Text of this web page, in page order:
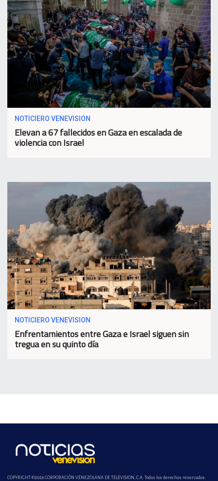
NOTICIERO VENEVISION
Elevan a 67 fallecidos en Gaza en escalada de
violencia con Israel
NOTICIERO VENEVISION
Enfrentamientos entre Gaza e Israel siguen sin
tregua en su quinto día
COPYRIGHT ©2026 CORPORACIÓN VENEZOLANA DE TELEVISION, C.A. Todos los derechos reservados.